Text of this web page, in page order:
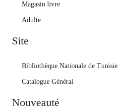
Magasin livre
Adulte
Site
Bibliothèque Nationale de Tunisie
Catalogue Général
Nouveauté